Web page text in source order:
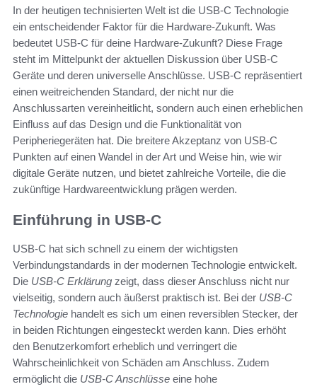
In der heutigen technisierten Welt ist die USB-C Technologie
ein entscheidender Faktor für die Hardware-Zukunft. Was
bedeutet USB-C für deine Hardware-Zukunft? Diese Frage
steht im Mittelpunkt der aktuellen Diskussion über USB-C
Geräte und deren universelle Anschlüsse. USB-C repräsentiert
einen weitreichenden Standard, der nicht nur die
Anschlussarten vereinheitlicht, sondern auch einen erheblichen
Einfluss auf das Design und die Funktionalität von
Peripheriegeräten hat. Die breitere Akzeptanz von USB-C
Punkten auf einen Wandel in der Art und Weise hin, wie wir
digitale Geräte nutzen, und bietet zahlreiche Vorteile, die die
zukünftige Hardwareentwicklung prägen werden.
Einführung in USB-C
USB-C hat sich schnell zu einem der wichtigsten
Verbindungstandards in der modernen Technologie entwickelt.
Die USB-C Erklärung zeigt, dass dieser Anschluss nicht nur
vielseitig, sondern auch äußerst praktisch ist. Bei der USB-C
Technologie handelt es sich um einen reversiblen Stecker, der
in beiden Richtungen eingesteckt werden kann. Dies erhöht
den Benutzerkomfort erheblich und verringert die
Wahrscheinlichkeit von Schäden am Anschluss. Zudem
ermöglicht die USB-C Anschlüsse eine hohe